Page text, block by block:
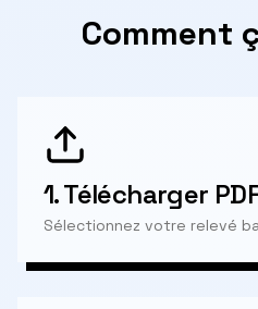
Comment
1.Télécharger
Sélectionnez votre relevé